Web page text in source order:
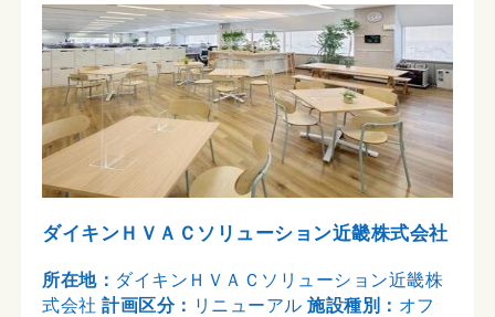
ダイキンＨＶＡＣソリューション近畿株式会社
所在地： ダイキンＨＶＡＣソリューション近畿株
式会社計画区分： リニューアル施設種別： オフ